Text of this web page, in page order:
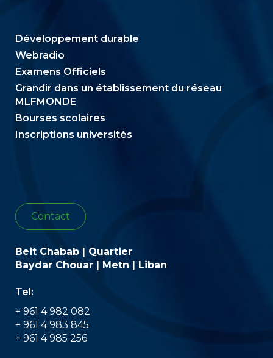
Développement durable
Webradio
Examens Officiels
Grandir dans un établissement du réseau
MLFMONDE
Bourses scolaires
Inscriptions universités
Contact
Beit Chabab | Quartier
Baydar Chouar | Metn | Liban
Tel:
+ 961 4 982 082
+ 961 4 983 845
+ 961 4 985 256